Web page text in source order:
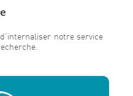
notre service